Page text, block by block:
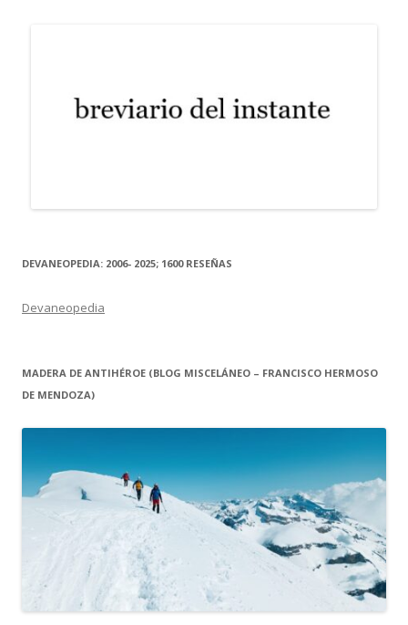
DEVANEOPEDIA: 2006- 2025; 1600 RESEÑAS
Devaneopedia
MADERA DE ANTIHÉROE (BLOG MISCELÁNEO – FRANCISCO HERMOSO
DE MENDOZA)